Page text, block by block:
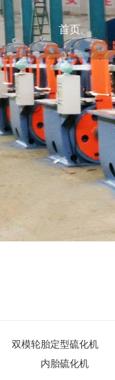
首页
双模轮胎定型硫化机
内胎硫化机